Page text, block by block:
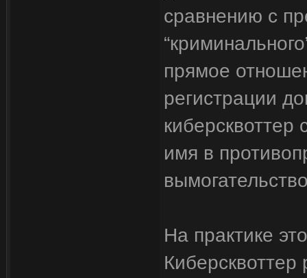
сравнению с
прямое
регистрации
киберсквоттер
имя в
На практике